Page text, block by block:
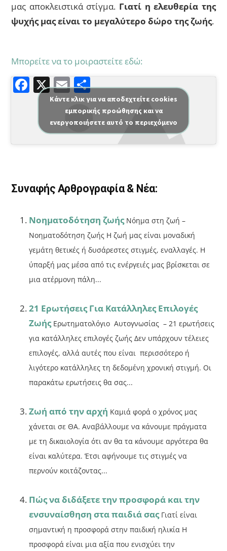
μας αποκλειστικά στίγμα. Γιατί η ελευθερία της
ψυχής μας είναι το μεγαλύτερο δώρο της ζωής.
Μπορείτε να το μοιραστείτε εδώ:
F
a
e
b
o
k
X E
m
ai
l
Μ
οι
ρ
α
σ
ίτ
ε
Κάντε κλικ για να αποδεχτείτε cookies
εμπορικής προώθησης και να
ενεργοποιήσετε αυτό το περιεχόμενο
Συναφής Αρθρογραφία & Νέα:
Νοηματοδότηση ζωής Νόημα στη ζωή –
Νοηματοδότηση ζωής Η ζωή μας είναι μοναδική
γεμάτη θετικές ή δυσάρεστες στιγμές, εναλλαγές. Η
ύπαρξή μας μέσα από τις ενέργειές μας βρίσκεται σε
μια ατέρμονη πάλη...
21 Ερωτήσεις Για Κατάλληλες Επιλογές
Ζωής Ερωτηματολόγιο Αυτογνωσίας – 21 ερωτήσεις
για κατάλληλες επιλογές ζωής Δεν υπάρχουν τέλειες
επιλογές, αλλά αυτές που είναι περισσότερο ή
λιγότερο κατάλληλες τη δεδομένη χρονική στιγμή. Οι
παρακάτω ερωτήσεις θα σας...
Ζωή από την αρχή Καμιά φορά ο χρόνος μας
χάνεται σε ΘΑ. Αναβάλλουμε να κάνουμε πράγματα
με τη δικαιολογία ότι αν θα τα κάνουμε αργότερα θα
είναι καλύτερα. Έτσι αφήνουμε τις στιγμές να
περνούν κοιτάζοντας...
Πώς να διδάξετε την προσφορά και την
ενσυναίσθηση στα παιδιά σας Γιατί είναι
σημαντική η προσφορά στην παιδική ηλικία Η
προσφορά είναι μια αξία που ενισχύει την